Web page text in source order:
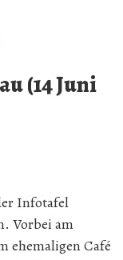
(14 Juni
Infotafel
Vorbei am
ehemaligen Café